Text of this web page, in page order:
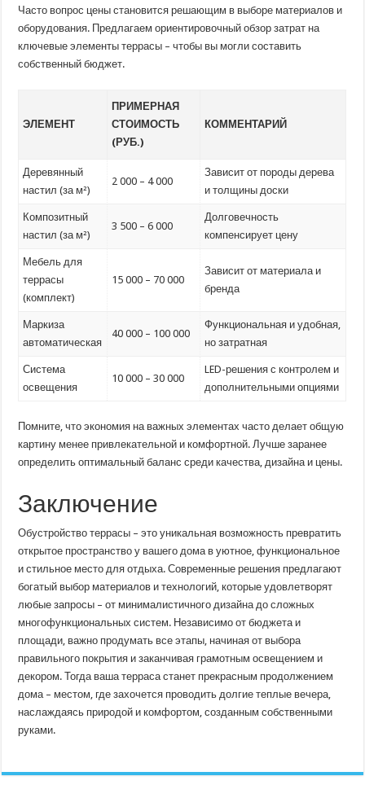
Часто вопрос цены становится решающим в выборе материалов и
оборудования. Предлагаем ориентировочный обзор затрат на
ключевые элементы террасы – чтобы вы могли составить
собственный бюджет.
ЭЛЕМЕНТ
ПРИМЕРНАЯ
СТОИМОСТЬ
(РУБ.)
КОММЕНТАРИЙ
Деревянный
настил (за м²)
2 000 – 4 000
Зависит от породы дерева
и толщины доски
Композитный
настил (за м²)
3 500 – 6 000
Долговечность
компенсирует цену
Мебель для
террасы
(комплект)
15 000 – 70 000
Зависит от материала и
бренда
Маркиза
автоматическая
40 000 – 100 000
Функциональная и удобная,
но затратная
Система
освещения
10 000 – 30 000
LED-решения с контролем и
дополнительными опциями
Помните, что экономия на важных элементах часто делает общую
картину менее привлекательной и комфортной. Лучше заранее
определить оптимальный баланс среди качества, дизайна и цены.
Заключение
Обустройство террасы – это уникальная возможность превратить
открытое пространство у вашего дома в уютное, функциональное
и стильное место для отдыха. Современные решения предлагают
богатый выбор материалов и технологий, которые удовлетворят
любые запросы – от минималистичного дизайна до сложных
многофункциональных систем. Независимо от бюджета и
площади, важно продумать все этапы, начиная от выбора
правильного покрытия и заканчивая грамотным освещением и
декором. Тогда ваша терраса станет прекрасным продолжением
дома – местом, где захочется проводить долгие теплые вечера,
наслаждаясь природой и комфортом, созданным собственными
руками.